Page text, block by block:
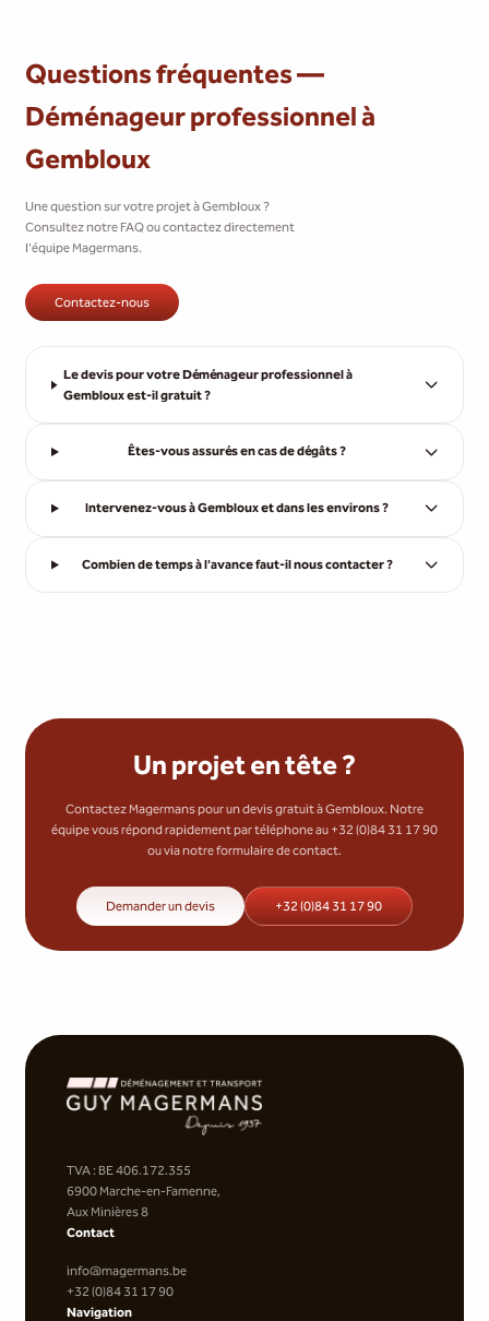
Questions fréquentes —
Déménageur professionnel à
Gembloux
Une question sur votre projet à Gembloux ?
Consultez notre FAQ ou contactez directement
l'équipe Magermans.
Contactez-nous
Le devis pour votre Déménageur professionnel à
Gembloux est-il gratuit ?
Êtes-vous assurés en cas de dégâts ?
Intervenez-vous à Gembloux et dans les environs ?
Combien de temps à l'avance faut-il nous contacter ?
Un projet en tête ?
Contactez Magermans pour un devis gratuit à Gembloux. Notre
équipe vous répond rapidement par téléphone au +32 (0)84 31 17 90
ou via notre formulaire de contact.
Demander un devis +32 (0)84 31 17 90
TVA : BE 406.172.355
6900 Marche-en-Famenne,
Aux Minières 8
Contact
info@magermans.be
+32 (0)84 31 17 90
Navigation